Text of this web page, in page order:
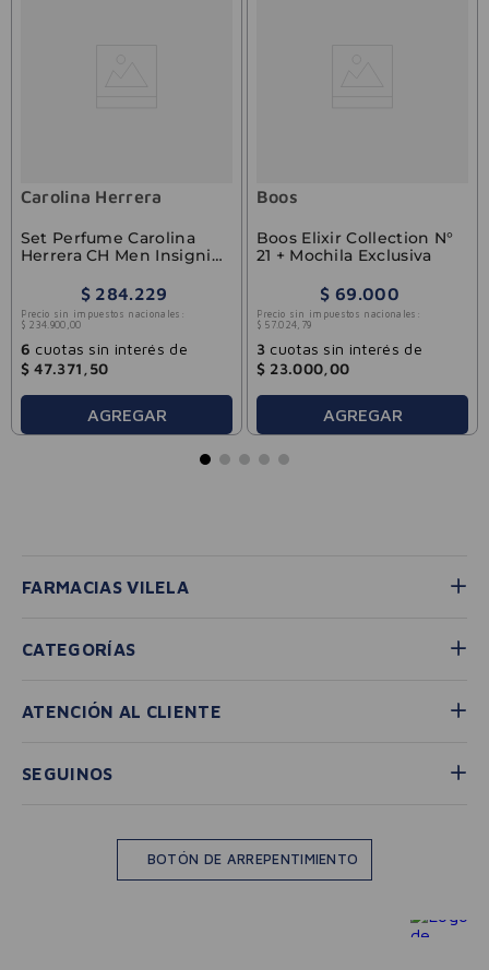
Carolina Herrera
Set Perfume Carolina
Herrera CH Men Insignia
$ 284.229
Precio sin impuestos nacionales:
$ 234 900 00
6 cuotas sin interés de
$ 47.371 50
AGREGAR
Boos
Boos Elixir Collection N°
21 + Mochila Exclusiva
$ 69.000
Precio sin impuestos nacionales:
$ 57.024 79
3cuotas sin interés de
$ 23.000 00
AGREGAR
FARMACIAS VILELA
CATEGORÍAS
ATENCIÓN AL CLIENTE
SEGUINOS
BOTÓN DE ARREPENTIMIENTO